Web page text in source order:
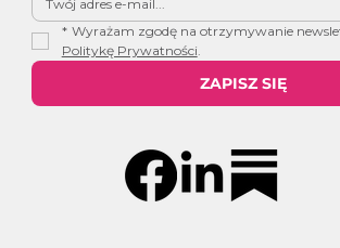
*
Politykę Prywatności.
ZAPISZ SIĘ